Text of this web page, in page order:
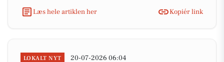
Læs hele artiklen her
Kopiér link
LOKALT NYT 20-07-2026 06:04